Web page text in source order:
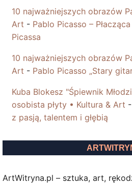
10 najważniejszych obrazów
Art - Pablo Picasso –
Picassa
10 najważniejszych obrazów
Art - Pablo Picasso „Stary
Kuba Blokesz "Śpiewnik
osobista płyty • Kultura & Art -
z pasją, talentem i głębią
ArtWitryna.pl – sztuka, art,